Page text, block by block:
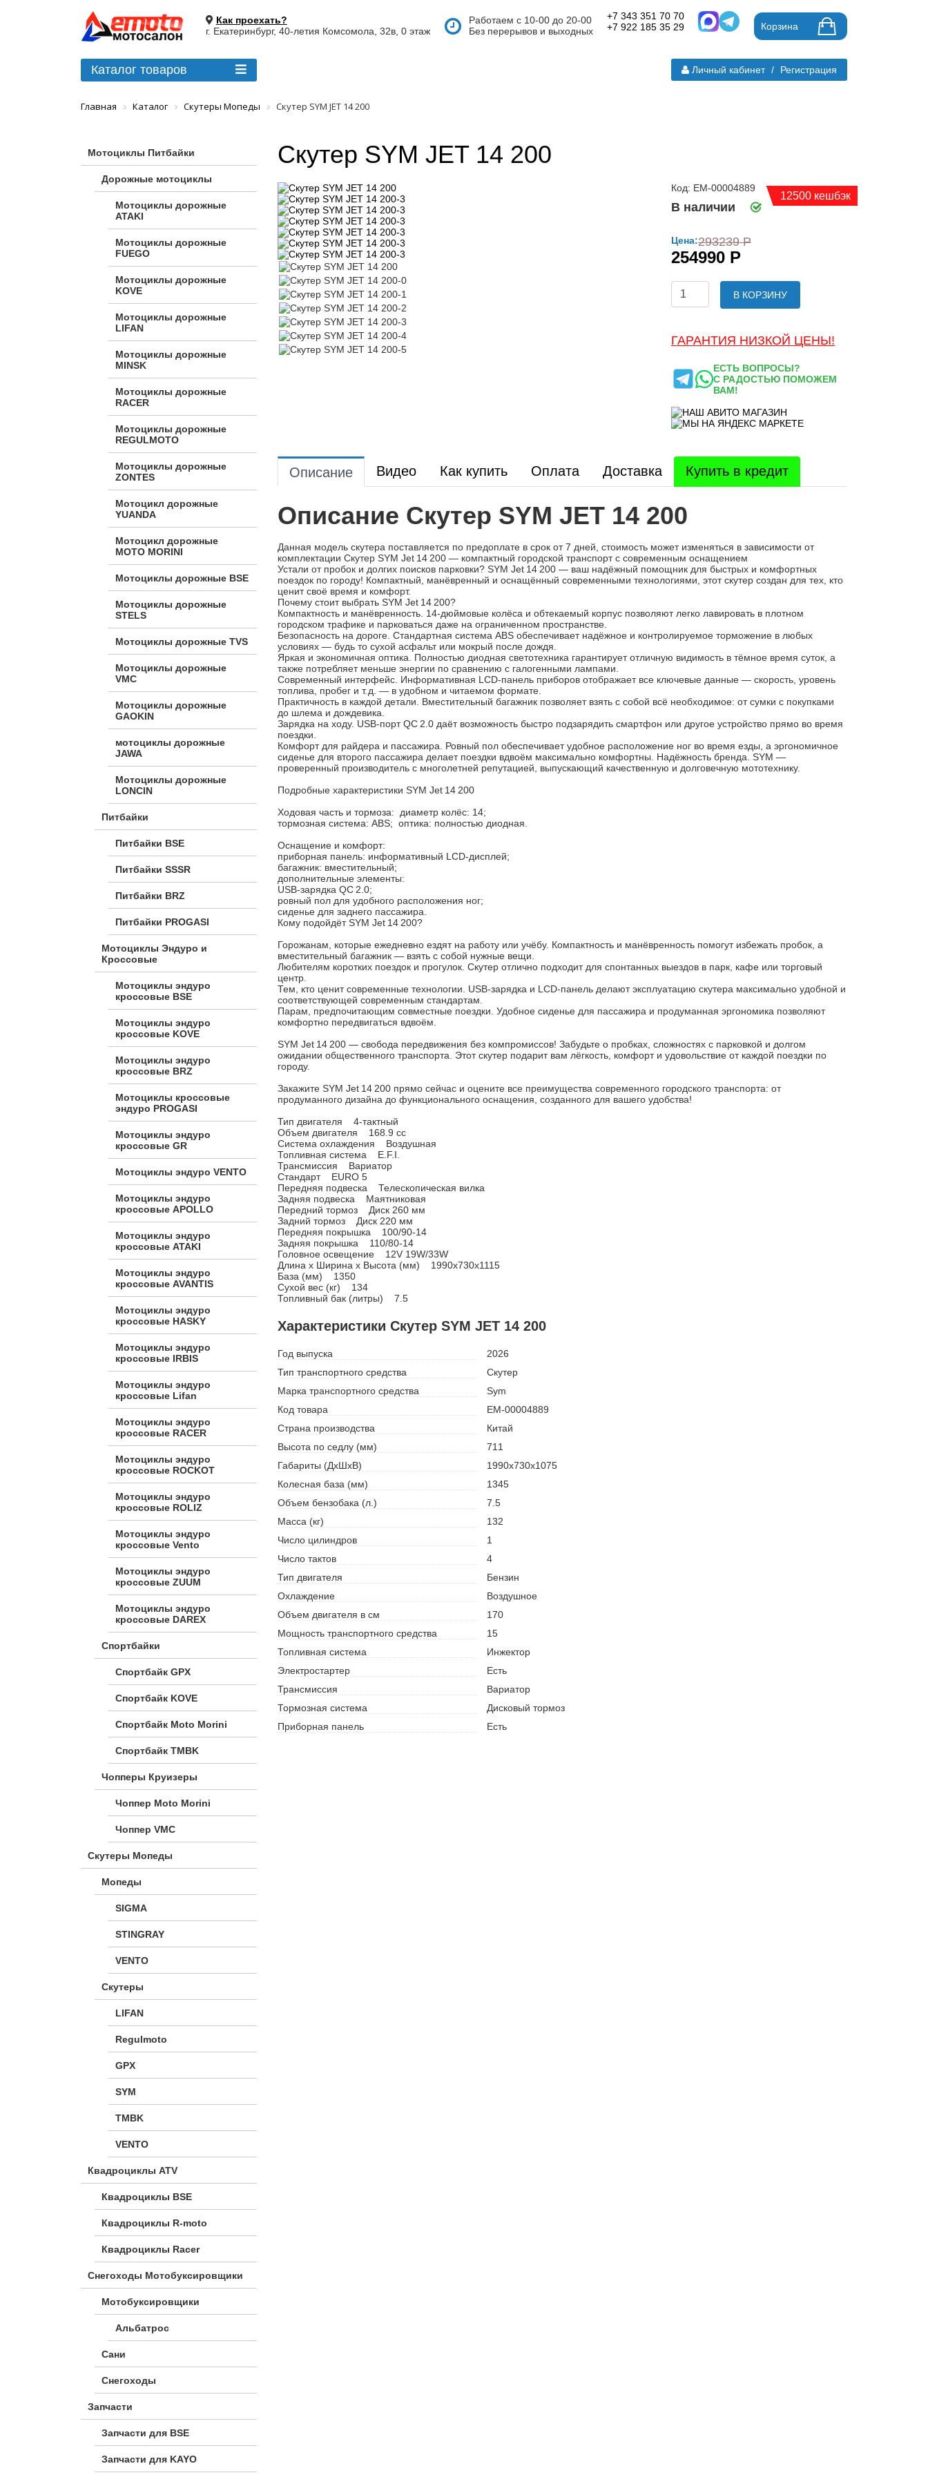
Как проехать?
г. Екатеринбург, 40-летия Комсомола, 32в, 0 этаж
Работаем с 10-00 до 20-00
Без перерывов и выходных
+7 343 351 70 70
+7 922 185 35 29
Корзина
Каталог товаров Личный кабинет / Регистрация
Главная Каталог Скутеры Мопеды Скутер SYM JET 14 200
Мотоциклы Питбайки
Дорожные мотоциклы
Мотоциклы дорожные
ATAKI
Мотоциклы дорожные
FUEGO
Мотоциклы дорожные
KOVE
Мотоциклы дорожные
LIFAN
Мотоциклы дорожные
MINSK
Мотоциклы дорожные
RACER
Мотоциклы дорожные
REGULMOTO
Мотоциклы дорожные
ZONTES
Мотоцикл дорожные
YUANDA
Мотоцикл дорожные
МОТО MORINI
Мотоциклы дорожные BSE
Мотоциклы дорожные
STELS
Мотоциклы дорожные TVS
Мотоциклы дорожные
VMC
Мотоциклы дорожные
GAOKIN
мотоциклы дорожные
JAWA
Мотоциклы дорожные
LONCIN
Питбайки
Питбайки BSE
Питбайки SSSR
Питбайки BRZ
Питбайки PROGASI
Мотоциклы Эндуро и
Кроссовые
Мотоциклы эндуро
кроссовые BSE
Мотоциклы эндуро
кроссовые KOVE
Мотоциклы эндуро
кроссовые BRZ
Мотоциклы кроссовые
эндуро PROGASI
Мотоциклы эндуро
кроссовые GR
Мотоциклы эндуро VENTO
Мотоциклы эндуро
кроссовые APOLLO
Мотоциклы эндуро
кроссовые ATAKI
Мотоциклы эндуро
кроссовые AVANTIS
Мотоциклы эндуро
кроссовые HASKY
Мотоциклы эндуро
кроссовые IRBIS
Мотоциклы эндуро
кроссовые Lifan
Мотоциклы эндуро
кроссовые RACER
Мотоциклы эндуро
кроссовые ROCKOT
Мотоциклы эндуро
кроссовые ROLIZ
Мотоциклы эндуро
кроссовые Vento
Мотоциклы эндуро
кроссовые ZUUM
Мотоциклы эндуро
кроссовые DAREX
Спортбайки
Спортбайк GPX
Спортбайк KOVE
Спортбайк Moto Morini
Спортбайк TMBK
Чопперы Круизеры
Чоппер Moto Morini
Чоппер VMC
Скутеры Мопеды
Мопеды
SIGMA
STINGRAY
VENTO
Скутеры
LIFAN
Regulmoto
GPX
SYM
TMBK
VENTO
Квадроциклы ATV
Квадроциклы BSE
Квадроциклы R-moto
Квадроциклы Racer
Снегоходы Мотобуксировщики
Мотобуксировщики
Альбатрос
Сани
Снегоходы
Запчасти
Запчасти для BSE
Запчасти для KAYO
Скутер SYM JET 14 200
Код: ЕМ-00004889
В наличии
Цена:293239 Р
254990 Р
В КОРЗИНУ
ГАРАНТИЯ НИЗКОЙ ЦЕНЫ!
ЕСТЬ ВОПРОСЫ?
С РАДОСТЬЮ ПОМОЖЕМ
ВАМ!
12500 кешбэк
Описание Видео Как купить Оплата Доставка Купить в кредит
Описание Скутер SYM JET 14 200
Данная модель скутера поставляется по предоплате в срок от 7 дней, стоимость может изменяться в зависимости от
комплектации Скутер SYM Jet 14 200 — компактный городской транспорт с современным оснащением
Устали от пробок и долгих поисков парковки? SYM Jet 14 200 — ваш надёжный помощник для быстрых и комфортных
поездок по городу! Компактный, манёвренный и оснащённый современными технологиями, этот скутер создан для тех, кто
ценит своё время и комфорт.
Почему стоит выбрать SYM Jet 14 200?
Компактность и манёвренность. 14‑дюймовые колёса и обтекаемый корпус позволяют легко лавировать в плотном
городском трафике и парковаться даже на ограниченном пространстве.
Безопасность на дороге. Стандартная система ABS обеспечивает надёжное и контролируемое торможение в любых
условиях — будь то сухой асфальт или мокрый после дождя.
Яркая и экономичная оптика. Полностью диодная светотехника гарантирует отличную видимость в тёмное время суток, а
также потребляет меньше энергии по сравнению с галогенными лампами.
Современный интерфейс. Информативная LCD‑панель приборов отображает все ключевые данные — скорость, уровень
топлива, пробег и т. д. — в удобном и читаемом формате.
Практичность в каждой детали. Вместительный багажник позволяет взять с собой всё необходимое: от сумки с покупками
до шлема и дождевика.
Зарядка на ходу. USB‑порт QC 2.0 даёт возможность быстро подзарядить смартфон или другое устройство прямо во время
поездки.
Комфорт для райдера и пассажира. Ровный пол обеспечивает удобное расположение ног во время езды, а эргономичное
сиденье для второго пассажира делает поездки вдвоём максимально комфортны. Надёжность бренда. SYM —
проверенный производитель с многолетней репутацией, выпускающий качественную и долговечную мототехнику.
Подробные характеристики SYM Jet 14 200
Ходовая часть и тормоза: диаметр колёс: 14;
тормозная система: ABS; оптика: полностью диодная.
Оснащение и комфорт:
приборная панель: информативный LCD‑дисплей;
багажник: вместительный;
дополнительные элементы:
USB‑зарядка QC 2.0;
ровный пол для удобного расположения ног;
сиденье для заднего пассажира.
Кому подойдёт SYM Jet 14 200?
Горожанам, которые ежедневно ездят на работу или учёбу. Компактность и манёвренность помогут избежать пробок, а
вместительный багажник — взять с собой нужные вещи.
Любителям коротких поездок и прогулок. Скутер отлично подходит для спонтанных выездов в парк, кафе или торговый
центр.
Тем, кто ценит современные технологии. USB‑зарядка и LCD‑панель делают эксплуатацию скутера максимально удобной и
соответствующей современным стандартам.
Парам, предпочитающим совместные поездки. Удобное сиденье для пассажира и продуманная эргономика позволяют
комфортно передвигаться вдвоём.
SYM Jet 14 200 — свобода передвижения без компромиссов! Забудьте о пробках, сложностях с парковкой и долгом
ожидании общественного транспорта. Этот скутер подарит вам лёгкость, комфорт и удовольствие от каждой поездки по
городу.
Закажите SYM Jet 14 200 прямо сейчас и оцените все преимущества современного городского транспорта: от
продуманного дизайна до функционального оснащения, созданного для вашего удобства!
Тип двигателя 4-тактный
Объем двигателя 168.9 cc
Система охлаждения Воздушная
Топливная система E.F.I.
Трансмиссия Вариатор
Стандарт EURO 5
Передняя подвеска Телескопическая вилка
Задняя подвеска Маятниковая
Передний тормоз Диск 260 мм
Задний тормоз Диск 220 мм
Передняя покрышка 100/90-14
Задняя покрышка 110/80-14
Головное освещение 12V 19W/33W
Длина x Ширина x Высота (мм) 1990x730x1115
База (мм) 1350
Сухой вес (кг) 134
Топливный бак (литры) 7.5
Характеристики Скутер SYM JET 14 200
Год выпуска
2026
Тип транспортного средства
Скутер
Марка транспортного средства
Sym
Код товара
ЕМ-00004889
Страна производства
Китай
Высота по седлу (мм)
711
Габариты (ДхШхВ)
1990х730х1075
Колесная база (мм)
1345
Объем бензобака (л.)
7.5
Масса (кг)
132
Число цилиндров
1
Число тактов
4
Тип двигателя
Бензин
Охлаждение
Воздушное
Объем двигателя в см
170
Мощность транспортного средства
15
Топливная система
Инжектор
Электростартер
Есть
Трансмиссия
Вариатор
Тормозная система
Дисковый тормоз
Приборная панель
Есть